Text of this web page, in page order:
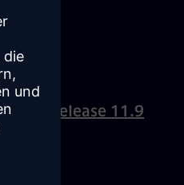
Release 11.9